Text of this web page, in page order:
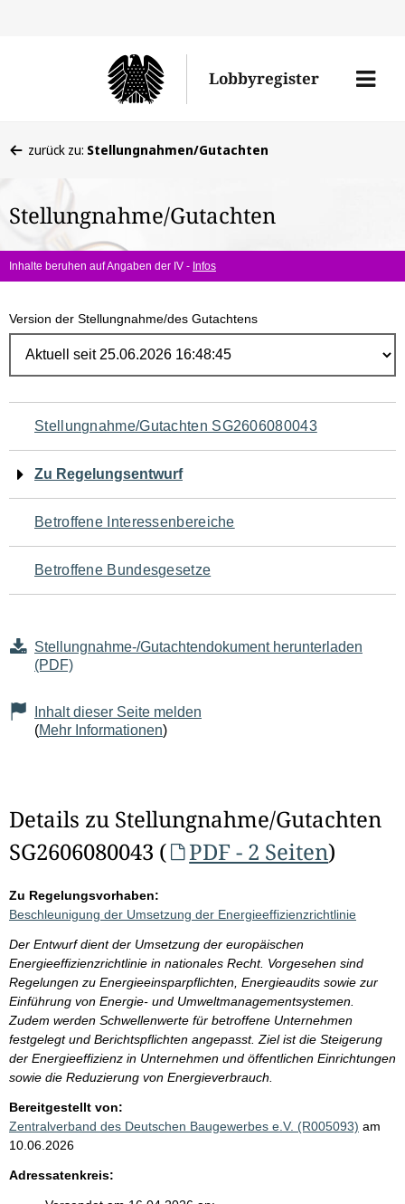
Lobbyregister
Menü
befinden
hier:
zurück zu: Stellungnahmen/Gutachten
Stellungnahme/Gutachten
Inhalte beruhen auf Angaben der IV - Infos
Version der Stellungnahme/des Gutachtens
Navigation
für
den
Seiteninhalt
Stellungnahme/Gutachten SG2606080043
Zu Regelungsentwurf
Betroffene Interessenbereiche
Betroffene Bundesgesetze
Stellungnahme-/Gutachtendokument herunterladen
(PDF)
Inhalt dieser Seite melden
(Mehr Informationen)
Details zu Stellungnahme/Gutachten
SG2606080043 (
PDF - 2 Seiten)
Zu Regelungsvorhaben:
Beschleunigung der Umsetzung der Energieeffizienzrichtlinie
Der Entwurf dient der Umsetzung der europäischen
Energieeffizienzrichtlinie in nationales Recht. Vorgesehen sind
Regelungen zu Energieeinsparpflichten, Energieaudits sowie zur
Einführung von Energie- und Umweltmanagementsystemen.
Zudem werden Schwellenwerte für betroffene Unternehmen
festgelegt und Berichtspflichten angepasst. Ziel ist die Steigerung
der Energieeffizienz in Unternehmen und öffentlichen Einrichtungen
sowie die Reduzierung von Energieverbrauch.
Bereitgestellt von:
Zentralverband des Deutschen Baugewerbes e.V. (R005093) am
10.06.2026
Adressatenkreis: